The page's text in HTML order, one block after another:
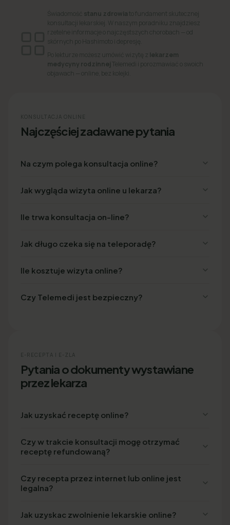
Świadomość stanu zdrowia to fundament skutecznej
konsultacji lekarskiej. W naszym poradniku znajdziesz
rzetelne informacje o najczęstszych chorobach — od
skórnych po Hashimoto i depresję.
Po lekturze możesz umówić wizytę z lekarzem
medycyny rodzinnej Telemedi i porozmawiać o swoich
objawach — online, bez kolejki.
KONSULTACJA ONLINE
Najczęściej zadawane pytania
Na czym polega konsultacja online?
Jak wygląda wizyta online u lekarza?
Ile trwa konsultacja on-line?
Jak długo czeka się na teleporadę?
Ile kosztuje wizyta online?
Czy Telemedi jest bezpieczny?
E-RECEPTA I E-ZLA
Pytania o dokumenty wystawiane
przez lekarza
Jak uzyskać receptę online?
Czy w trakcie konsultacji mogę otrzymać
receptę refundowaną?
Czy recepta przez internet lub online jest
legalna?
Jak uzyskac zwolnienie lekarskie online?